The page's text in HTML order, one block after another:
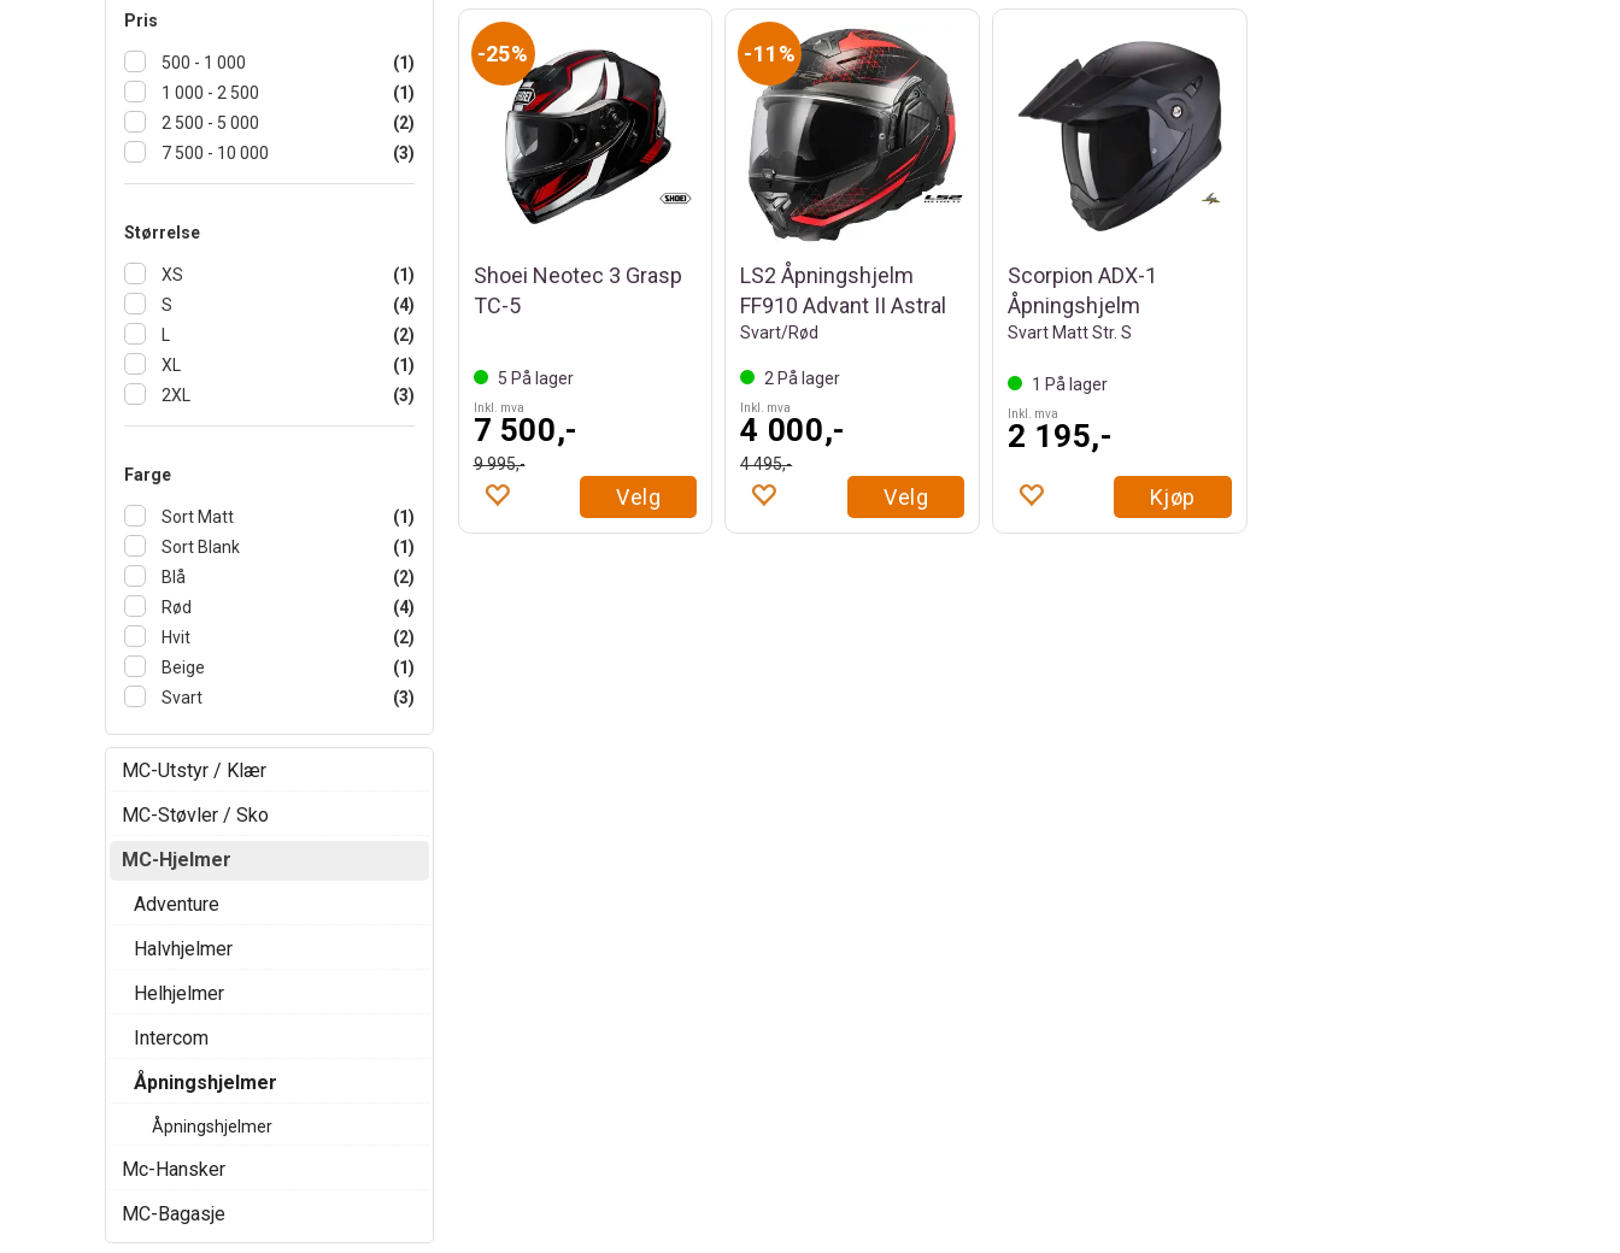
Pris
500 - 1 000
(1)
1 000 - 2 500
(1)
2 500 - 5 000
(2)
7 500 - 10 000
(3)
Størrelse
XS
(1)
S
(4)
(2)
XL
(1)
2XL
(3)
Farge
Sort Matt
(1)
Sort Blank
(1)
Blå
(2)
Rød
(4)
Hvit
(2)
Beige
(1)
Svart
(3)
MC-Utstyr / Klær
MC-Støvler / Sko
MC-Hjelmer
Adventure
Halvhjelmer
Helhjelmer
Intercom
Åpningshjelmer
Åpningshjelmer
Mc-Hansker
MC-Bagasje
25%
Shoei Neotec 3 Grasp
TC-5
5 På lager
Inkl. mva
7 500,-
9 995,-
Velg
11%
LS2 Åpningshjelm
FF910 Advant II Astral
Svart/Rød
2 På lager
Inkl. mva
4 000,-
4 495,-
Velg
Scorpion ADX-1
Åpningshjelm
Svart Matt Str. S
1 På lager
Inkl. mva
2 195,-
Kjøp